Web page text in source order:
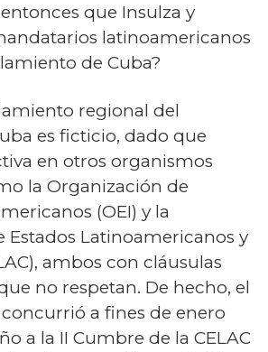
que Insulza y
latinoamericanos
de Cuba?
regional del
es ficticio, dado que
en otros organismos
la Organización de
(OEI) y la
Estados Latinoamericanos y
ambos con cláusulas
no respetan. De hecho, el
a fines de enero
a la II Cumbre de la CELAC